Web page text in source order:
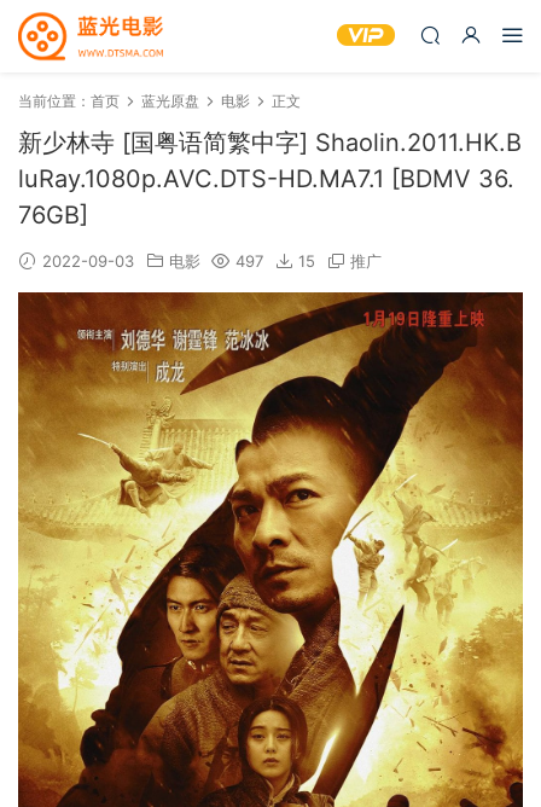
当前位置： 首页 蓝光原盘 电影 正文
新少林寺 [国粤语简繁中字] Shaolin.2011.HK.B
luRay.1080p.AVC.DTS-HD.MA7.1 [BDMV 36.
76GB]
2022-09-03 电影 497 15 推广